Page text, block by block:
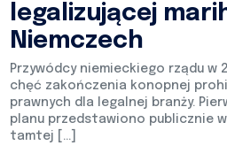
legalizującej
Niemczech
Przywódcy niemieckiego rządu w
chęć zakończenia konopnej
prawnych dla legalnej branży.
planu przedstawiono publicznie w
tamtej […]